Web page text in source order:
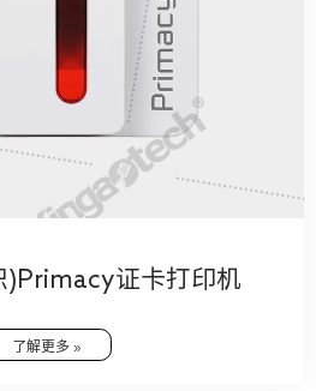
)Primacy证卡打印机
了解更多 »